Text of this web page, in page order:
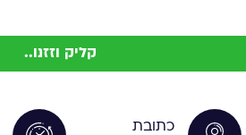
קליק וזזנו..
כתובת